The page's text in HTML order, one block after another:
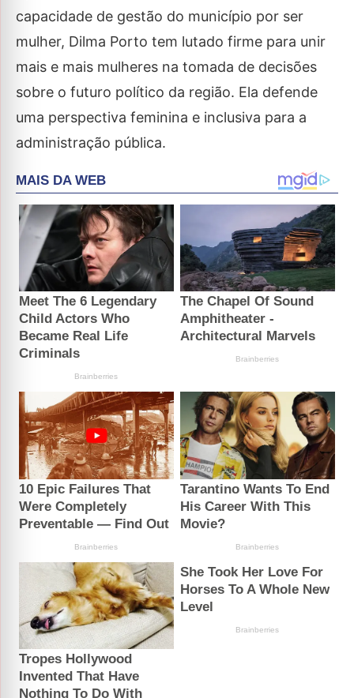
capacidade de gestão do município por ser
mulher, Dilma Porto tem lutado firme para unir
mais e mais mulheres na tomada de decisões
sobre o futuro político da região. Ela defende
uma perspectiva feminina e inclusiva para a
administração pública.